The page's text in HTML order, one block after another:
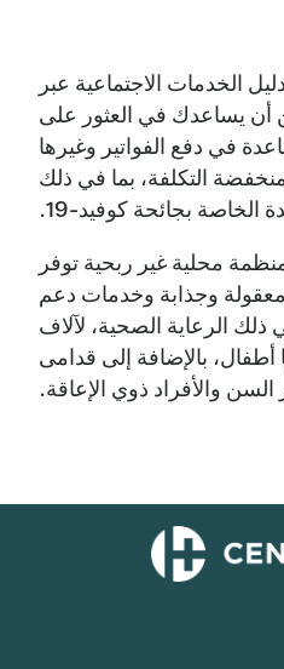
الخدمات الاجتماعية عبر
أن يساعدك في العثور على
في دفع الفواتير وغيرها
التكلفة، بما في ذلك
الخاصة بجائحة كوفيد-19.
محلية غير ربحية توفر
معقولة وجذابة وخدمات دعم
ذلك الرعاية الصحية، لآلاف
أطفال، بالإضافة إلى قدامى
السن والأفراد ذوي الإعاقة.